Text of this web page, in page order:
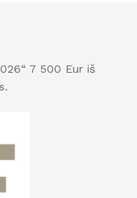
7 500 Eur iš